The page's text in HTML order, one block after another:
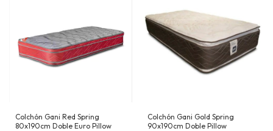
Colchón Gani Red Spring
80x190cm Doble Euro Pillow
Colchón Gani Gold Spring
90x190cm Doble Pillow